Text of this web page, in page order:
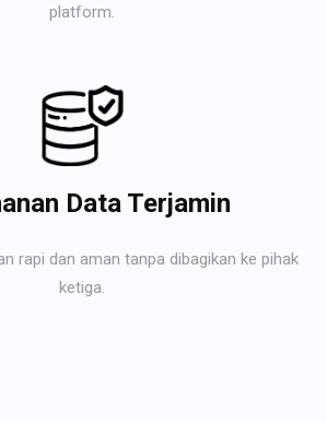
platform.
Data Terjamin
rapi dan aman tanpa dibagikan ke pihak
ketiga.